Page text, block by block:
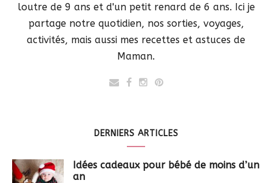
loutre de 9 ans et d'un petit renard de 6 ans. Ici je
partage notre quotidien, nos sorties, voyages,
activités, mais aussi mes recettes et astuces de
Maman.
DERNIERS ARTICLES
Idées cadeaux pour bébé de moins d’un
an